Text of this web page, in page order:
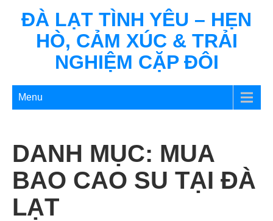
ĐÀ LẠT TÌNH YÊU – HẸN
HÒ, CẢM XÚC & TRẢI
NGHIỆM CẶP ĐÔI
Menu
DANH MỤC: MUA
BAO CAO SU TẠI ĐÀ
LẠT